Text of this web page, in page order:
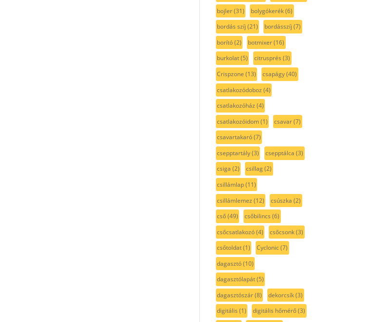
bojler(31) bolygókerék(6)
bordás szíj (21) bordásszíj (7)
borító(2) botmixer(16)
burkolat(5) citrusprés (3)
Crispzone (13) csapágy(40)
csatlakozódoboz (4)
csatlakozóház (4)
csatlakozóidom(1) csavar(7)
csavartakaró(7)
csepptartály(3) csepptálca (3)
csiga (2) csillag(2)
csillámlap(11)
csillámlemez (12) csúszka (2)
cső(49) csőbilincs (6)
csőcsatlakozó(4) csőcsonk(3)
csőtoldat(1) Cyclonic(7)
dagasztó(10)
dagasztólapát(5)
dagasztószár(8) dekorcsík(3)
digitális (1) digitális hőmérő(3)